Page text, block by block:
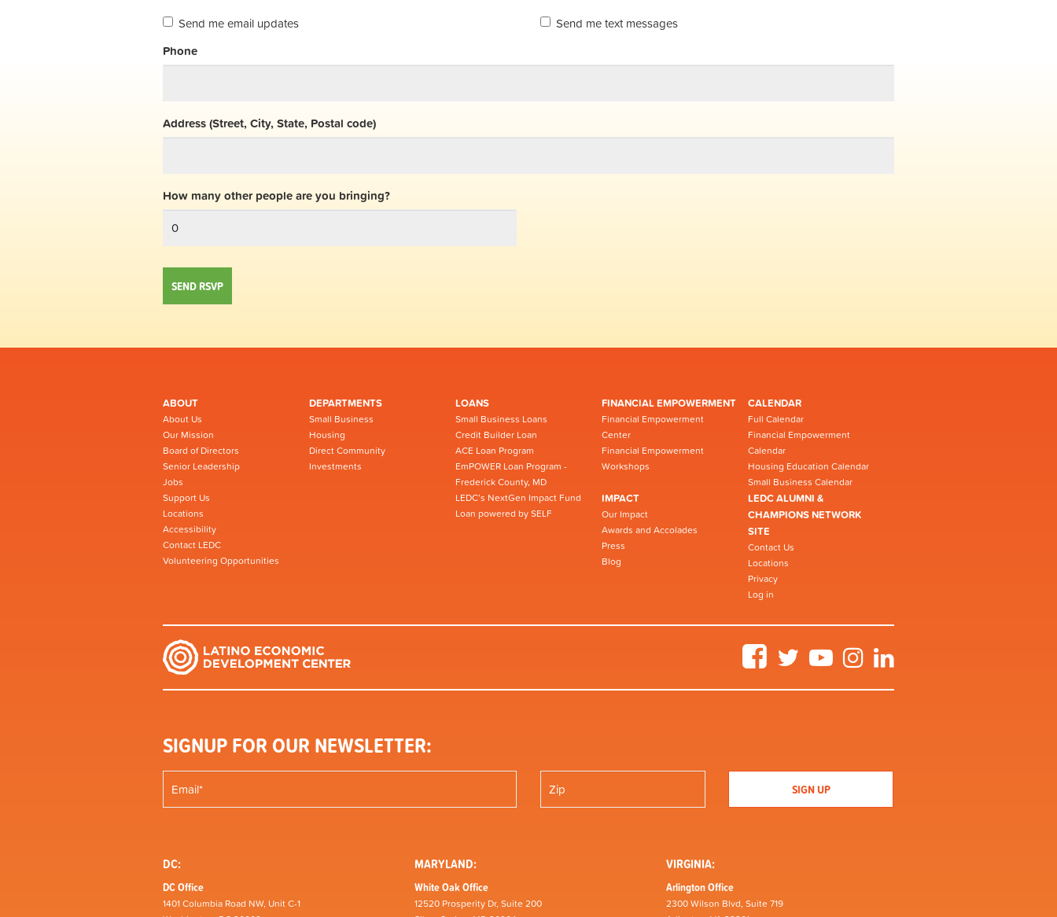
Send me email updates
Send me text messages
Phone
Address (Street, City, State, Postal code)
How many other people are you bringing?
ABOUT
About Us
Our Mission
Board of Directors
Senior Leadership
Jobs
Support Us
Locations
Accessibility
Contact LEDC
Volunteering Opportunities
DEPARTMENTS
Small Business
Housing
Direct Community
Investments
LOANS
Small Business Loans
Credit Builder Loan
ACE Loan Program
EmPOWER Loan Program -
Frederick County, MD
LEDC’s NextGen Impact Fund
Loan powered by SELF
FINANCIAL EMPOWERMENT
Financial Empowerment
Center
Financial Empowerment
Workshops
CALENDAR
Full Calendar
Financial Empowerment
Calendar
Housing Education Calendar
Small Business Calendar
IMPACT
Our Impact
Awards and Accolades
Press
Blog
LEDC ALUMNI &
CHAMPIONS NETWORK
SITE
Contact Us
Locations
Privacy
Log in
FacebookTwitter YouTubeInstagram
SIGNUP FOR OUR NEWSLETTER:
DC:
DC Office
1401 Columbia Road NW, Unit C-1
MARYLAND:
White Oak Office
12520 Prosperity Dr, Suite 200
VIRGINIA:
Arlington Office
2300 Wilson Blvd, Suite 719